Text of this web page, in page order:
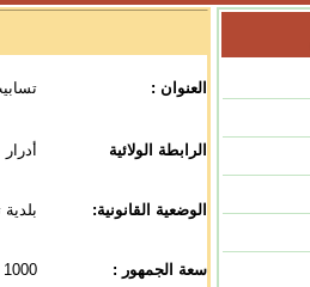
العنوان :
الرابطة الولائية أدرار
الوضعية القانونية:
سعة الجمهور : 1000